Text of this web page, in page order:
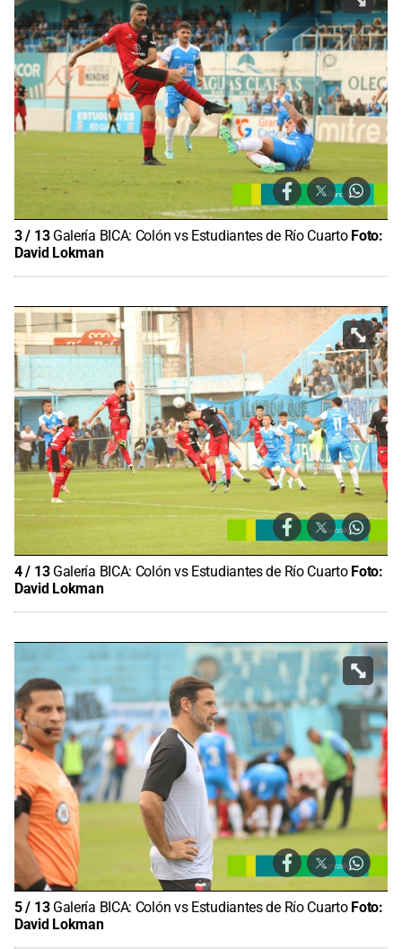
3/ 13 Galería BICA: Colón vs Estudiantes de Río Cuarto Foto:
David Lokman
4/ 13 Galería BICA: Colón vs Estudiantes de Río Cuarto Foto:
David Lokman
5/ 13 Galería BICA: Colón vs Estudiantes de Río Cuarto Foto:
David Lokman